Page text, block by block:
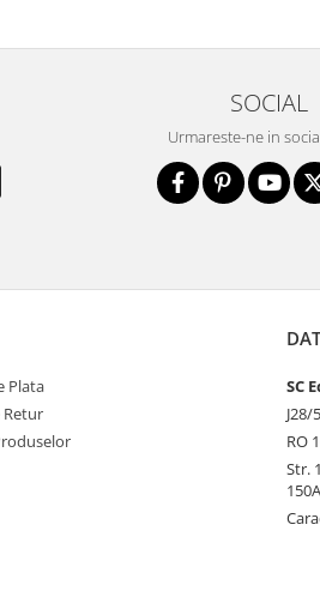
SOCIAL
Urmareste-ne in
Plata
Retur
SC
J28/
RO
Str.
150A